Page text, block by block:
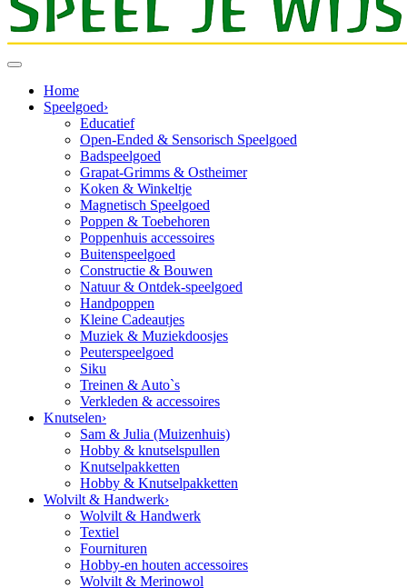
Home
Speelgoed›
Educatief
Open-Ended & Sensorisch Speelgoed
Badspeelgoed
Grapat-Grimms & Ostheimer
Koken & Winkeltje
Magnetisch Speelgoed
Poppen & Toebehoren
Poppenhuis accessoires
Buitenspeelgoed
Constructie & Bouwen
Natuur & Ontdek-speelgoed
Handpoppen
Kleine Cadeautjes
Muziek & Muziekdoosjes
Peuterspeelgoed
Siku
Treinen & Auto`s
Verkleden & accessoires
Knutselen›
Sam & Julia (Muizenhuis)
Hobby & knutselspullen
Knutselpakketten
Hobby & Knutselpakketten
Wolvilt & Handwerk›
Wolvilt & Handwerk
Textiel
Fournituren
Hobby-en houten accessoires
Wolvilt & Merinowol